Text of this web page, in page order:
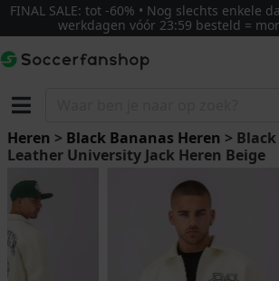
FINAL SALE: tot -60% • Nog slechts enkele
werkdagen vóór 23:59 besteld =
Heren > Black Bananas Heren >
Leather University Jack Heren Beige